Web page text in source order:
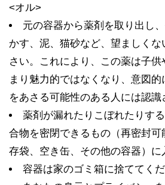
<オル>
元の容器から薬剤を取り出し
かす、泥、猫砂など、望ましく
さい。これにより、この薬は子
まり魅力的ではなくなり、意図
をあさる可能性のある人には認識
薬剤が漏れたりこぼれたりす
合物を密閉できるもの（再密封
存袋、空き缶、その他の容器）に
容器は家のゴミ箱に捨ててくだ